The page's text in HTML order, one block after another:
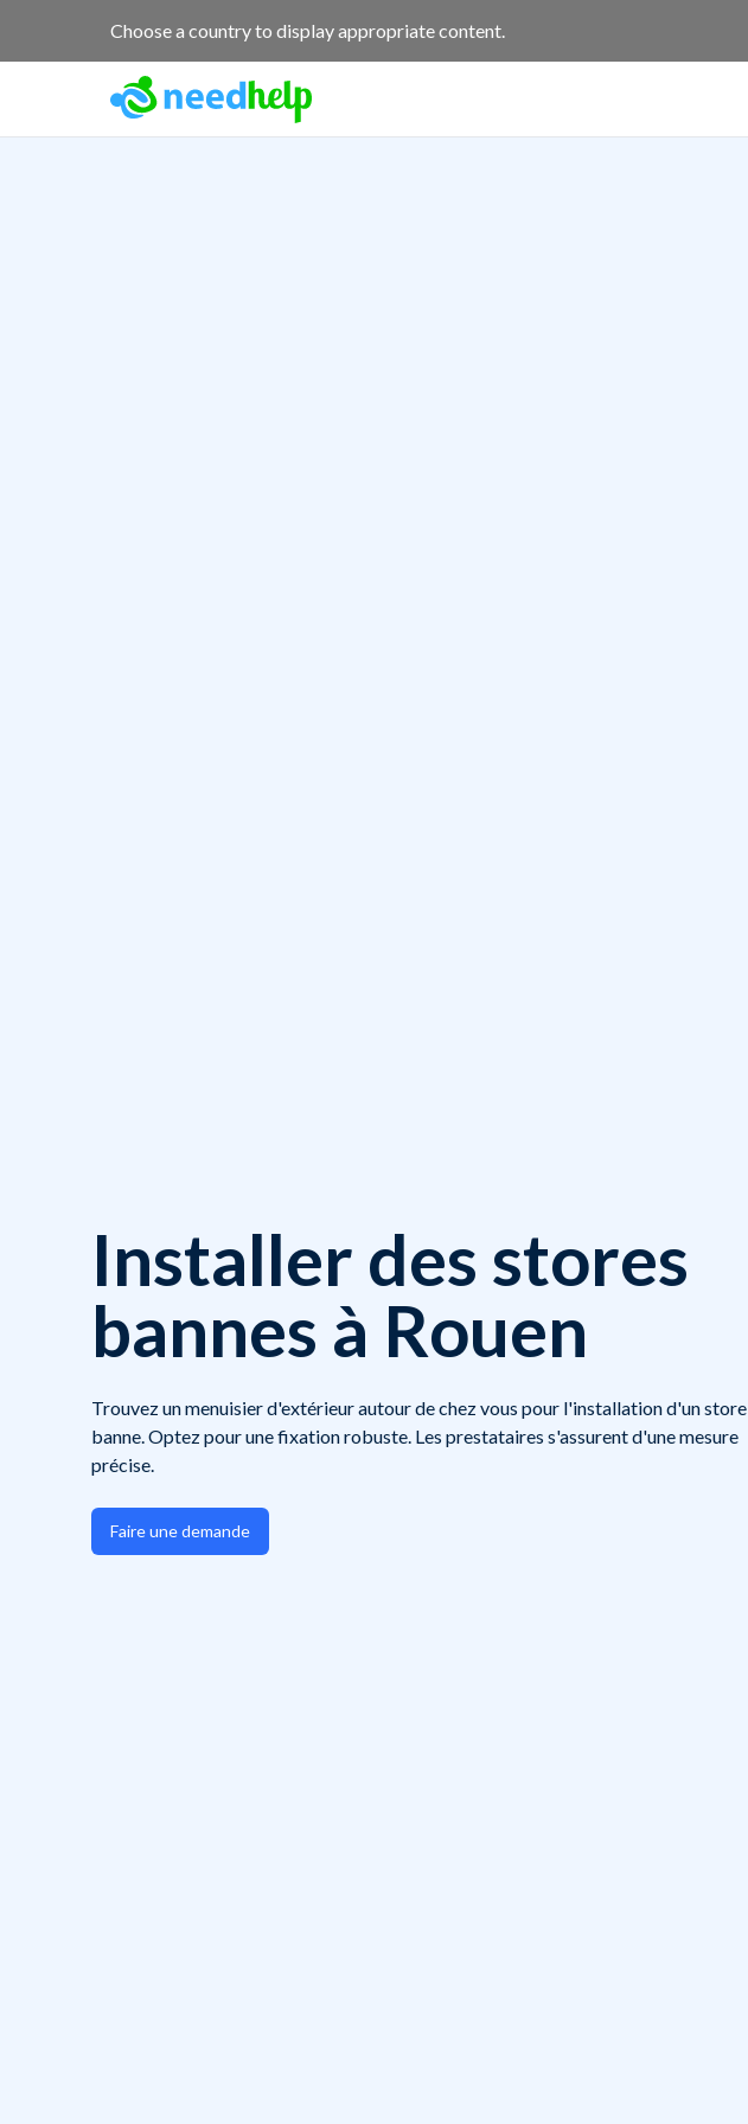
Choose a country to display appropriate content.
Installer des stores
bannes à Rouen
Trouvez un menuisier d'extérieur autour de chez vous pour l'installation d'un store
banne. Optez pour une fixation robuste. Les prestataires s'assurent d'une mesure
précise.
Faire une demande